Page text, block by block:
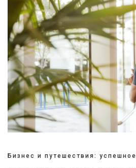
Бизнес и путешествия: успешное